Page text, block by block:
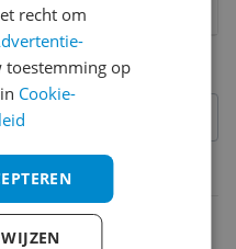
7
6
4
recht om
toestemming op
Cookie-